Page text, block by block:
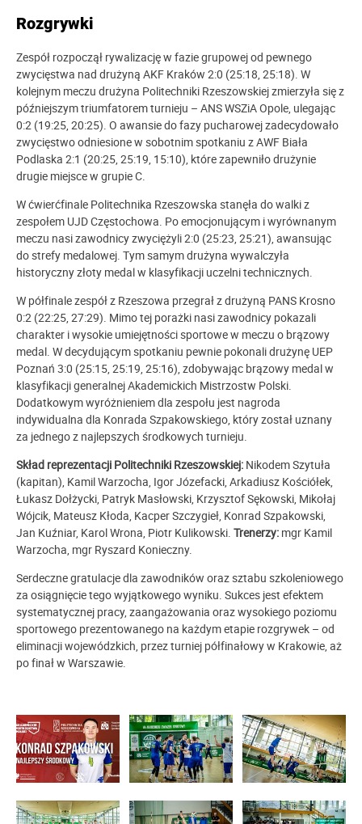
Rozgrywki
Zespół rozpoczął rywalizację w fazie grupowej od pewnego
zwycięstwa nad drużyną AKF Kraków 2:0 (25:18, 25:18). W
kolejnym meczu drużyna Politechniki Rzeszowskiej zmierzyła się z
późniejszym triumfatorem turnieju – ANS WSZiA Opole, ulegając
0:2 (19:25, 20:25). O awansie do fazy pucharowej zadecydowało
zwycięstwo odniesione w sobotnim spotkaniu z AWF Biała
Podlaska 2:1 (20:25, 25:19, 15:10), które zapewniło drużynie
drugie miejsce w grupie C.
W ćwierćfinale Politechnika Rzeszowska stanęła do walki z
zespołem UJD Częstochowa. Po emocjonującym i wyrównanym
meczu nasi zawodnicy zwyciężyli 2:0 (25:23, 25:21), awansując
do strefy medalowej. Tym samym drużyna wywalczyła
historyczny złoty medal w klasyfikacji uczelni technicznych.
W półfinale zespół z Rzeszowa przegrał z drużyną PANS Krosno
0:2 (22:25, 27:29). Mimo tej porażki nasi zawodnicy pokazali
charakter i wysokie umiejętności sportowe w meczu o brązowy
medal. W decydującym spotkaniu pewnie pokonali drużynę UEP
Poznań 3:0 (25:15, 25:19, 25:16), zdobywając brązowy medal w
klasyfikacji generalnej Akademickich Mistrzostw Polski.
Dodatkowym wyróżnieniem dla zespołu jest nagroda
indywidualna dla Konrada Szpakowskiego, który został uznany
za jednego z najlepszych środkowych turnieju.
Skład reprezentacji Politechniki Rzeszowskiej: Nikodem Szytuła
(kapitan), Kamil Warzocha, Igor Józefacki, Arkadiusz Kościółek,
Łukasz Dołżycki, Patryk Masłowski, Krzysztof Sękowski, Mikołaj
Wójcik, Mateusz Kłoda, Kacper Szczygieł, Konrad Szpakowski,
Jan Kuźniar, Karol Wrona, Piotr Kulikowski. Trenerzy: mgr Kamil
Warzocha, mgr Ryszard Konieczny.
Serdeczne gratulacje dla zawodników oraz sztabu szkoleniowego
za osiągnięcie tego wyjątkowego wyniku. Sukces jest efektem
systematycznej pracy, zaangażowania oraz wysokiego poziomu
sportowego prezentowanego na każdym etapie rozgrywek – od
eliminacji wojewódzkich, przez turniej półfinałowy w Krakowie, aż
po finał w Warszawie.